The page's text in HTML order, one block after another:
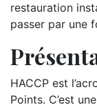
restauration
passer par une
HACCP est
Points. C’est